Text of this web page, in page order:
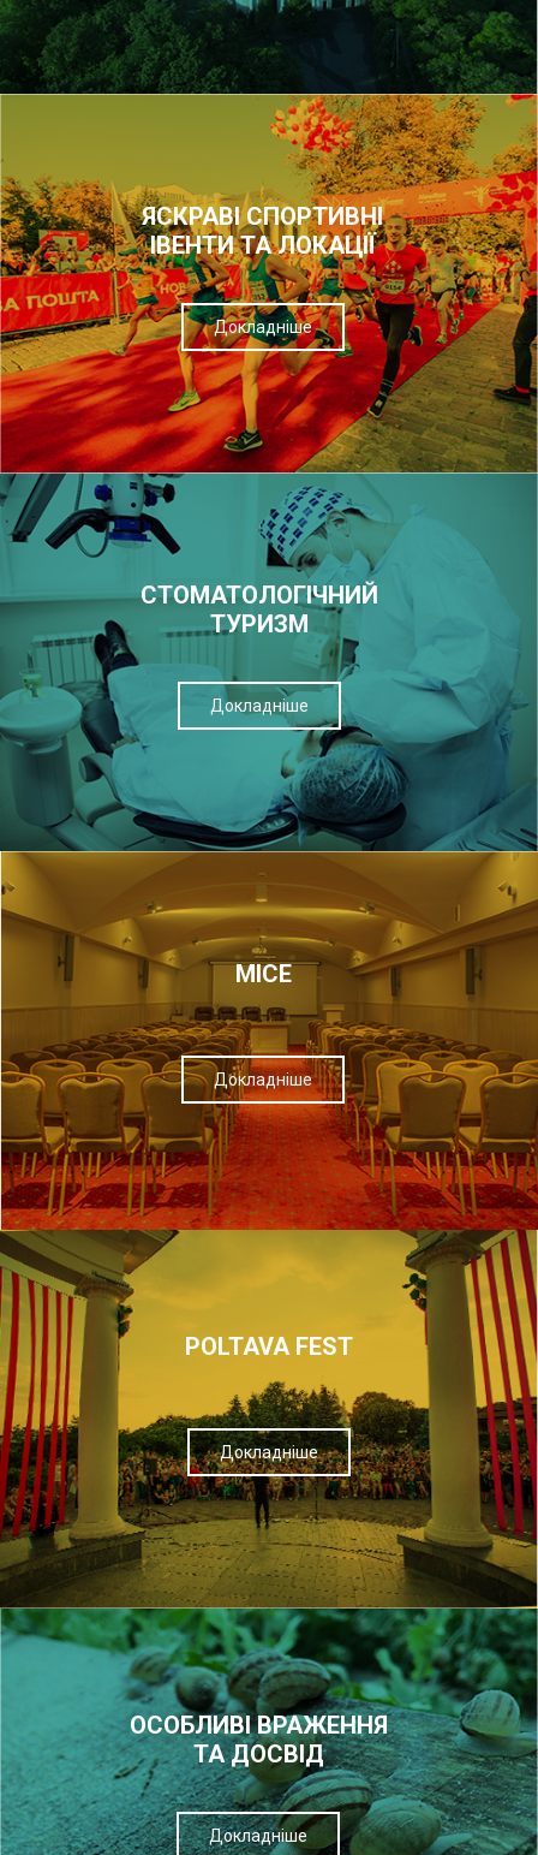
ЯСКРАВІ СПОРТИВНІ
ІВЕНТИ ТА ЛОКАЦІЇ
Докладніше
СТОМАТОЛОГІЧНИЙ
ТУРИЗМ
Докладніше
МІСЕ
Докладніше
POLTAVA FEST
Докладніше
ОСОБЛИВІ ВРАЖЕННЯ
ТА ДОСВІД
Докладніше